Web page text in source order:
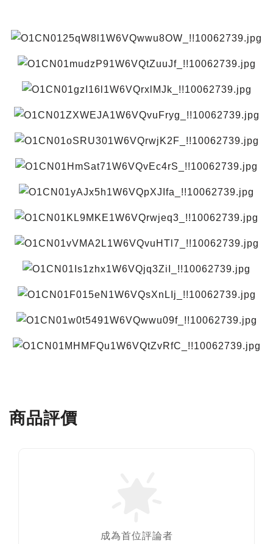
商品評價
成為首位評論者